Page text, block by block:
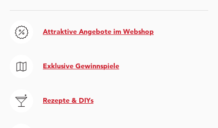
Attraktive Angebote im Webshop
Exklusive Gewinnspiele
Rezepte & DIYs